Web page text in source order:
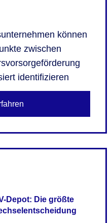
können
zwischen
identifizieren
Depot: Die größte